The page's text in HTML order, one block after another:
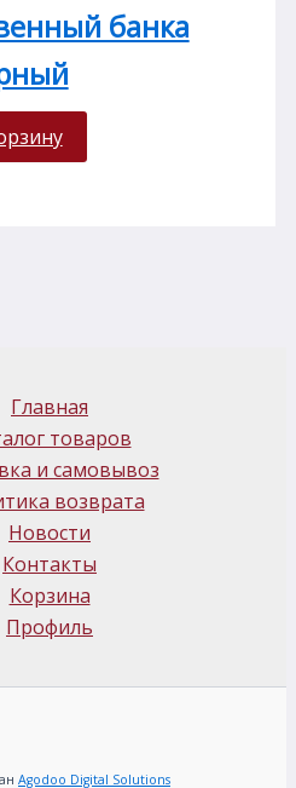
банка
Главная
товаров
и самовывоз
возврата
Новости
Контакты
Корзина
Профиль
Agodoo Digital Solutions